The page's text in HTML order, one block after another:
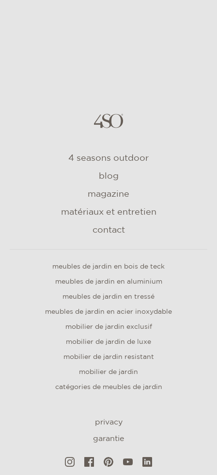
4 seasons outdoor
blog
magazine
matériaux et entretien
contact
meubles de jardin en bois de teck
meubles de jardin en aluminium
meubles de jardin en tressé
meubles de jardin en acier inoxydable
mobilier de jardin exclusif
mobilier de jardin de luxe
mobilier de jardin resistant
mobilier de jardin
catégories de meubles de jardin
privacy
garantie